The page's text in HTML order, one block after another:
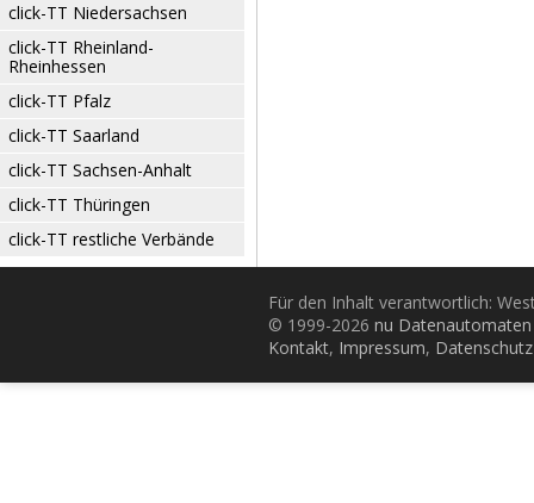
click-TT Niedersachsen
click-TT Rheinland-
Rheinhessen
click-TT Pfalz
click-TT Saarland
click-TT Sachsen-Anhalt
click-TT Thüringen
click-TT restliche Verbände
Für den Inhalt verantwortlich:
© 1999-2026 nu
Kontakt, Impressum, Datenschutz